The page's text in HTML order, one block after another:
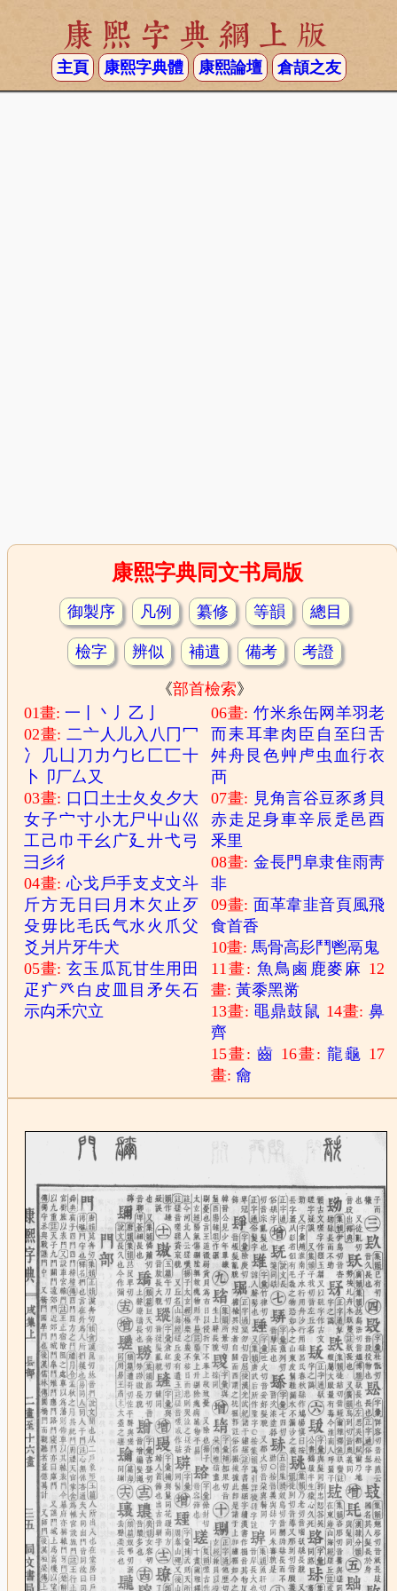
康熙字典網上版
主頁 康熙字典體 康熙論壇 倉頡之友
康熙字典同文书局版
御製序 凡例 纂修 等韻 總目
檢字 辨似 補遺 備考 考證
《部首檢索》
01畫:一 丶 丿 乙
02畫:二亠 人 儿入 八 冂冖
冫
几 凵 刀 力 勹 匕 匚匸十
卜
卩厂厶 又
03畫: 口 囗 土士夂 夊 夕大
女子宀寸小尢尸 屮 山巛
工 己 巾 干幺 广廴廾弋弓
彐 彡彳
04畫:心戈 戶手支 攴文斗
斤方无 日 曰 月木 欠止 歹
殳毋 比毛 氏气水 火 爪父
爻 爿 片牙牛犬
05畫:玄玉 瓜瓦甘生用 田
疋 疒癶 白 皮 目矛 矢石
示禸禾穴立
06畫: 竹米糸缶网 羊羽老
而耒耳聿肉 臣 自 至 臼舌
舛舟 艮色艸 虍 虫 血行衣
襾
07畫: 見角言谷豆豕豸 貝
赤走 足身車辛辰 辵 邑酉
釆里
08畫: 金長門 阜隶隹雨靑
非
09畫: 面革韋韭音頁風飛
食首香
10畫:馬骨高髟 鬥鬯鬲 鬼
11畫: 魚鳥 鹵 鹿麥 麻 12
畫:黃黍黑黹
13畫: 黽鼎鼓鼠 14畫:鼻
齊
15畫:齒 16畫:龍龜 17
畫:龠